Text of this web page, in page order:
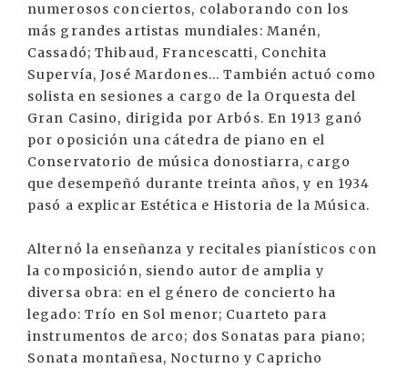
numerosos conciertos, colaborando con los
más grandes artistas mundiales: Manén,
Cassadó; Thibaud, Francescatti, Conchita
Supervía, José Mardones... También actuó como
solista en sesiones a cargo de la Orquesta del
Gran Casino, dirigida por Arbós. En 1913 ganó
por oposición una cátedra de piano en el
Conservatorio de música donostiarra, cargo
que desempeñó durante treinta años, y en 1934
pasó a explicar Estética e Historia de la Música.
Alternó la enseñanza y recitales pianísticos con
la composición, siendo autor de amplia y
diversa obra: en el género de concierto ha
legado: Trío en Sol menor; Cuarteto para
instrumentos de arco; dos Sonatas para piano;
Sonata montañesa, Nocturno y Capricho